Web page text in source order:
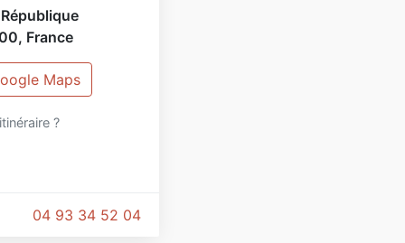
, France
Maps
?
04 93 34 52 04